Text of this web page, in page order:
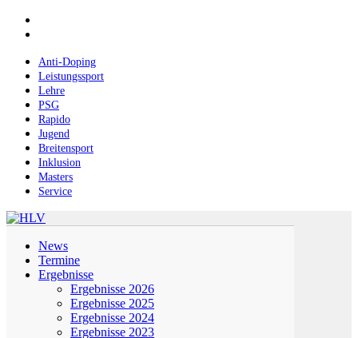
Skip
contentAnti-Doping
Leistungssport
Lehre
PSG
Rapido
Jugend
Breitensport
Inklusion
Masters
Service
News
Termine
Ergebnisse
Ergebnisse 2026
Ergebnisse 2025
Ergebnisse 2024
Ergebnisse 2023